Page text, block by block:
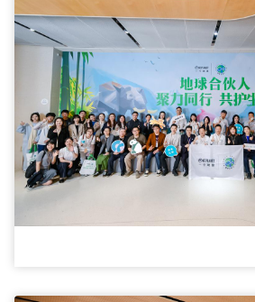
CEO
卢
燕
在
可
持
续